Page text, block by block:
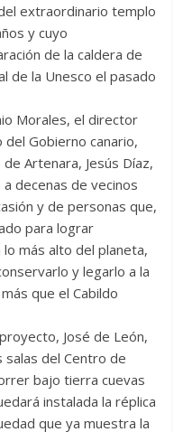
extraordinario templo
y cuyo
de la caldera de
de la Unesco el pasado
Morales, el director
Gobierno canario,
Artenara, Jesús Díaz,
decenas de vecinos
y de personas que,
para lograr
más alto del planeta,
y legarlo a la
que el Cabildo
José de León,
del Centro de
bajo tierra cuevas
instalada la réplica
que ya muestra la